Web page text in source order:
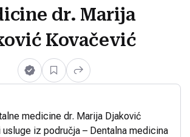
dr. Marija
Kovačević
medicine dr. Marija Djaković
usluge iz područja – Dentalna medicina